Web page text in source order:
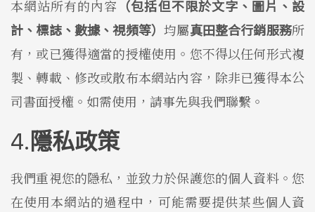
本網站所有的內容 （包括但不限於文字、圖片、設
計、標誌、數據、視頻等）均屬真田整合行銷服務所
有，或已獲得適當的授權使用。您不得以任何形式複
製、轉載、修改或散布本網站內容，除非已獲得本公
司書面授權。如需使用，請事先與我們聯繫。
隱私政策
我們重視您的隱私，並致力於保護您的個人資料。您
在使用本網站的過程中，可能需要提供某些個人資